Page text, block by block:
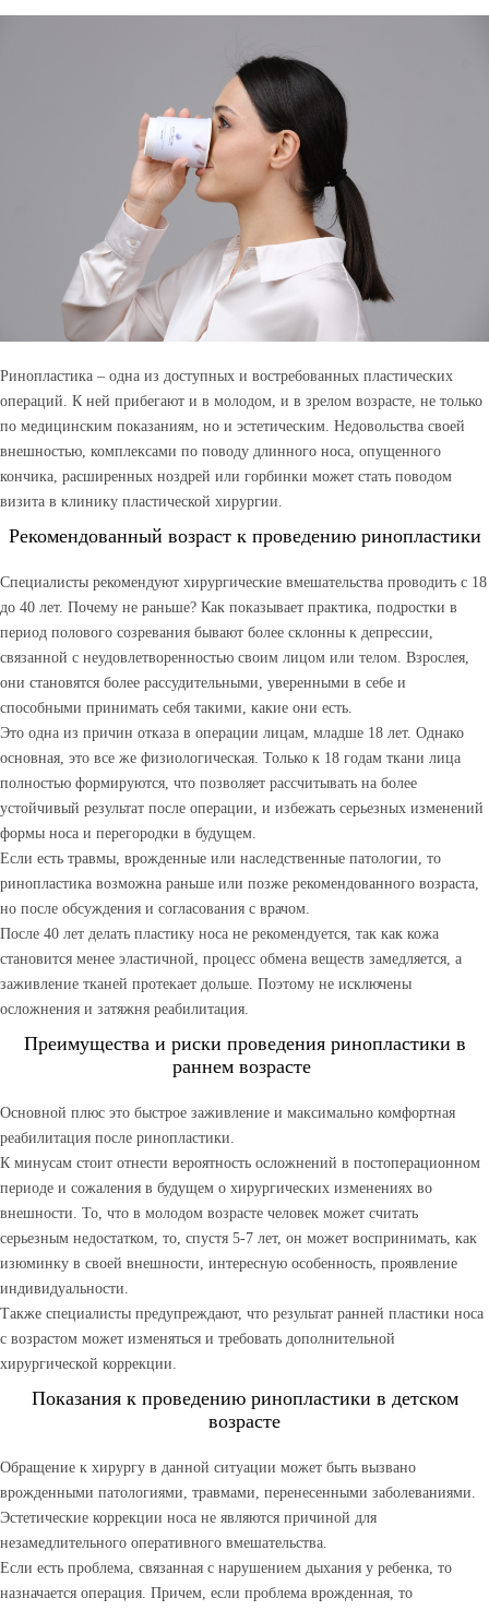
Ринопластика – одна из доступных и востребованных пластических
операций. К ней прибегают и в молодом, и в зрелом возрасте, не только
по медицинским показаниям, но и эстетическим. Недовольства своей
внешностью, комплексами по поводу длинного носа, опущенного
кончика, расширенных ноздрей или горбинки может стать поводом
визита в клинику пластической хирургии.
Рекомендованный возраст к проведению ринопластики
Специалисты рекомендуют хирургические вмешательства проводить с 18
до 40 лет. Почему не раньше? Как показывает практика, подростки в
период полового созревания бывают более склонны к депрессии,
связанной с неудовлетворенностью своим лицом или телом. Взрослея,
они становятся более рассудительными, уверенными в себе и
способными принимать себя такими, какие они есть.
Это одна из причин отказа в операции лицам, младше 18 лет. Однако
основная, это все же физиологическая. Только к 18 годам ткани лица
полностью формируются, что позволяет рассчитывать на более
устойчивый результат после операции, и избежать серьезных изменений
формы носа и перегородки в будущем.
Если есть травмы, врожденные или наследственные патологии, то
ринопластика возможна раньше или позже рекомендованного возраста,
но после обсуждения и согласования с врачом.
После 40 лет делать пластику носа не рекомендуется, так как кожа
становится менее эластичной, процесс обмена веществ замедляется, а
заживление тканей протекает дольше. Поэтому не исключены
осложнения и затяжня реабилитация.
Преимущества и риски проведения ринопластики в
раннем возрасте
Основной плюс это быстрое заживление и максимально комфортная
реабилитация после ринопластики.
К минусам стоит отнести вероятность осложнений в постоперационном
периоде и сожаления в будущем о хирургических изменениях во
внешности. То, что в молодом возрасте человек может считать
серьезным недостатком, то, спустя 5-7 лет, он может воспринимать, как
изюминку в своей внешности, интересную особенность, проявление
индивидуальности.
Также специалисты предупреждают, что результат ранней пластики носа
с возрастом может изменяться и требовать дополнительной
хирургической коррекции.
Показания к проведению ринопластики в детском
возрасте
Обращение к хирургу в данной ситуации может быть вызвано
врожденными патологиями, травмами, перенесенными заболеваниями.
Эстетические коррекции носа не являются причиной для
незамедлительного оперативного вмешательства.
Если есть проблема, связанная с нарушением дыхания у ребенка, то
назначается операция. Причем, если проблема врожденная, то